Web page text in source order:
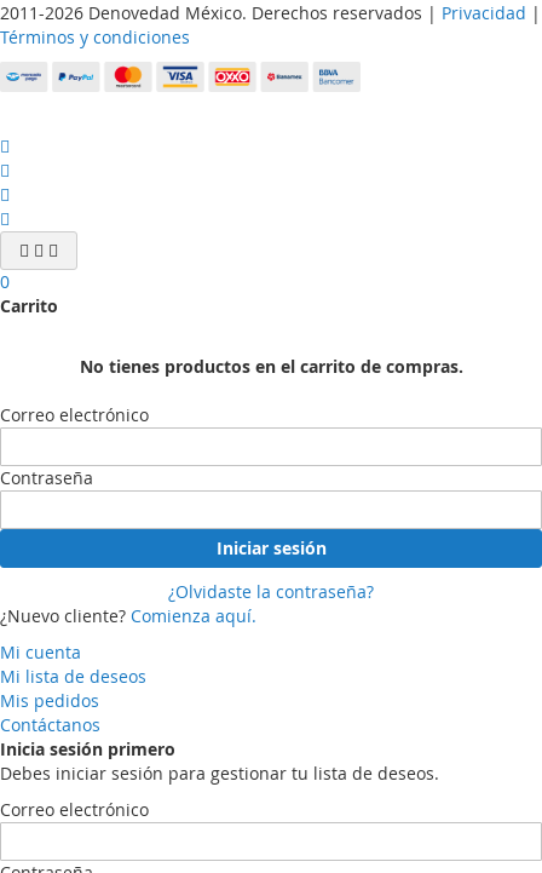
2011-2026 Denovedad México. Derechos reservados | Privacidad |
Términos y condiciones
0
Carrito
No tienes productos en el carrito de compras.
Correo electrónico
Contraseña
Iniciar sesión
¿Olvidaste la contraseña?
¿Nuevo cliente? Comienza aquí.
Mi cuenta
Mi lista de deseos
Mis pedidos
Contáctanos
Inicia sesión primero
Debes iniciar sesión para gestionar tu lista de deseos.
Correo electrónico